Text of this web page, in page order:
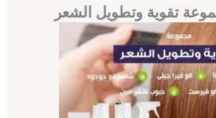
تقوية وتطويل الشعر